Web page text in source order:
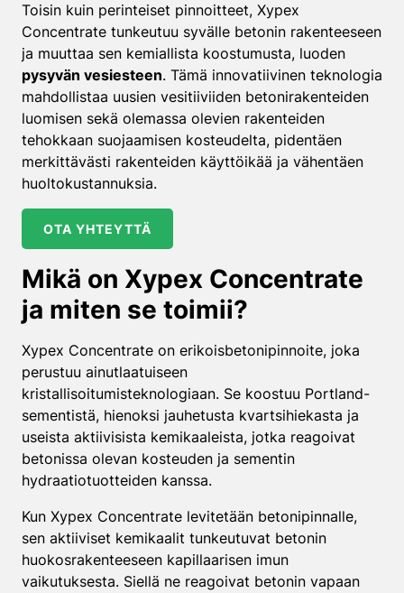
Toisin kuin perinteiset pinnoitteet, Xypex
Concentrate tunkeutuu syvälle betonin rakenteeseen
ja muuttaa sen kemiallista koostumusta, luoden
pysyvän vesiesteen. Tämä innovatiivinen teknologia
mahdollistaa uusien vesitiiviiden betonirakenteiden
luomisen sekä olemassa olevien rakenteiden
tehokkaan suojaamisen kosteudelta, pidentäen
merkittävästi rakenteiden käyttöikää ja vähentäen
huoltokustannuksia.
OTA YHTEYTTÄ
Mikä on Xypex Concentrate
ja miten se toimii?
Xypex Concentrate on erikoisbetonipinnoite, joka
perustuu ainutlaatuiseen
kristallisoitumisteknologiaan. Se koostuu Portland-
sementistä, hienoksi jauhetusta kvartsihiekasta ja
useista aktiivisista kemikaaleista, jotka reagoivat
betonissa olevan kosteuden ja sementin
hydraatiotuotteiden kanssa.
Kun Xypex Concentrate levitetään betonipinnalle,
sen aktiiviset kemikaalit tunkeutuvat betonin
huokosrakenteeseen kapillaarisen imun
vaikutuksesta. Siellä ne reagoivat betonin vapaan